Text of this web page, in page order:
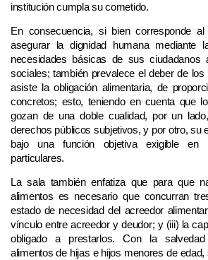
institución cumpla su cometido.
En consecuencia, si bien corresponde
asegurar la dignidad humana mediante
necesidades básicas de sus ciudadanos
sociales; también prevalece el deber de los
asiste la obligación alimentaria, de
concretos; esto, teniendo en cuenta que
gozan de una doble cualidad, por un
derechos públicos subjetivos, y por otro, su
bajo una función objetiva exigible en
particulares.
La sala también enfatiza que para que
alimentos es necesario que concurran
estado de necesidad del acreedor
vínculo entre acreedor y deudor; y (iii) la
obligado a prestarlos. Con la
alimentos de hijas e hijos menores de